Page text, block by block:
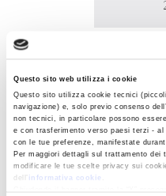
Questo sito web utilizza i cookie
Questo sito utilizza cookie tecnici
navigazione) e, solo previo consenso
non tecnici, in particolare possono
e con trasferimento verso paesi terzi -
con le tue preferenze, manifestate
Per maggiori dettagli sul trattamento dei
modificare le tue scelte privacy sui
dell’
informativa cookie
13900
Diego Fusaro presenta il
precariato".